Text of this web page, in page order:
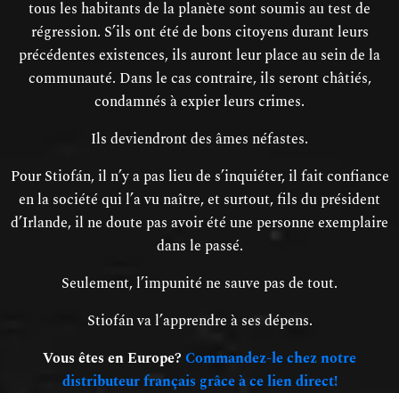
tous les habitants de la planète sont soumis au test de
régression. S’ils ont été de bons citoyens durant leurs
précédentes existences, ils auront leur place au sein de la
communauté. Dans le cas contraire, ils seront châtiés,
condamnés à expier leurs crimes.
Ils deviendront des âmes néfastes.
Pour Stiofán, il n’y a pas lieu de s’inquiéter, il fait confiance
en la société qui l’a vu naître, et surtout, fils du président
d’Irlande, il ne doute pas avoir été une personne exemplaire
dans le passé.
Seulement, l’impunité ne sauve pas de tout.
Stiofán va l’apprendre à ses dépens.
Vous êtes en Europe? Commandez-le chez notre
distributeur français grâce à ce lien direct!